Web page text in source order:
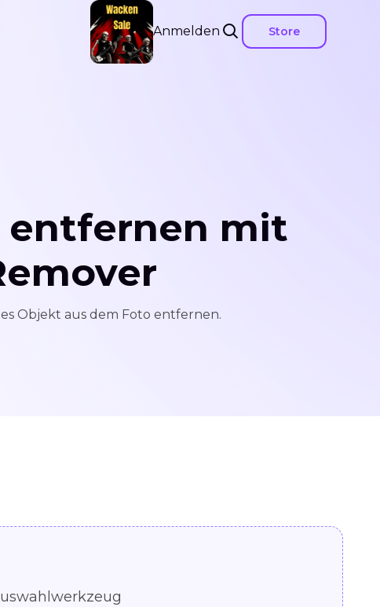
Anmelden Store
entfernen mit
Objekt aus dem Foto entfernen.